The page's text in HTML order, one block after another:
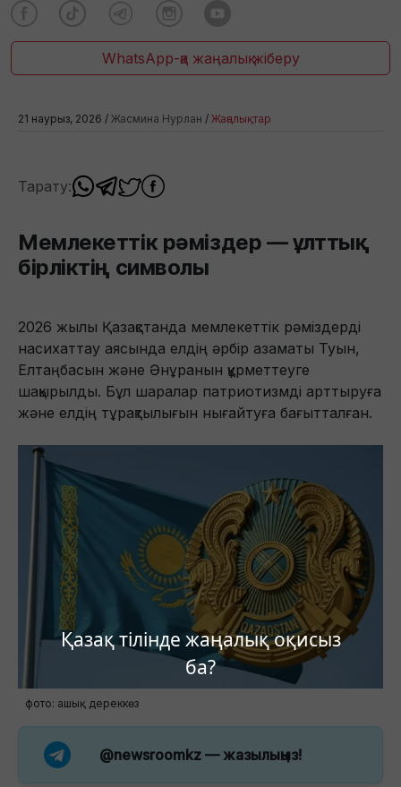
Қазақ тілінде жаңалық оқисыз
ба?
WhatsApp-қа жаңалық жіберу
21 наурыз, 2026 / Жасмина Нурлан / Жаңалықтар
Тарату:
Мемлекеттік рәміздер — ұлттық
бірліктің символы
2026 жылы Қазақстанда мемлекеттік рәміздерді
насихаттау аясында елдің әрбір азаматы Туын,
Елтаңбасын және Әнұранын құрметтеуге
шақырылды. Бұл шаралар патриотизмді арттыруға
және елдің тұрақтылығын нығайтуға бағытталған.
фото: ашық дереккөз
@newsroomkz — жазылыңыз!